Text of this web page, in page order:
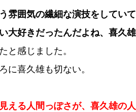
雰囲気の繊細な演技をしてい
大好きだったんだよね、喜久
と感じました。
に喜久雄も切ない。
える人間っぽさが、喜久雄の